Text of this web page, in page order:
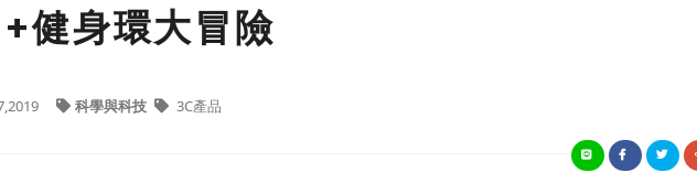
健身環大冒險
科學與科技 3C產品